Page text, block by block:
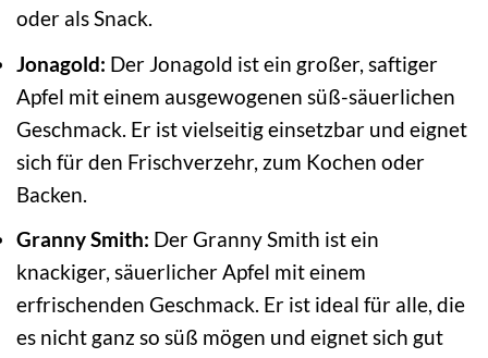
oder als Snack.
Jonagold: Der Jonagold ist ein großer, saftiger
Apfel mit einem ausgewogenen süß-säuerlichen
Geschmack. Er ist vielseitig einsetzbar und eignet
sich für den Frischverzehr, zum Kochen oder
Backen.
Granny Smith: Der Granny Smith ist ein
knackiger, säuerlicher Apfel mit einem
erfrischenden Geschmack. Er ist ideal für alle, die
es nicht ganz so süß mögen und eignet sich gut